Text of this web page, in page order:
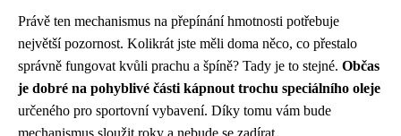
Právě ten mechanismus na přepínání hmotnosti potřebuje
největší pozornost. Kolikrát jste měli doma něco, co přestalo
správně fungovat kvůli prachu a špíně? Tady je to stejné. Občas
je dobré na pohyblivé části kápnout trochu speciálního oleje
určeného pro sportovní vybavení. Díky tomu vám bude
mechanismus sloužit roky a nebude se zadírat.